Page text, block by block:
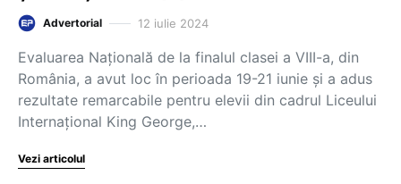
Advertorial 12 iulie 2024
Evaluarea Națională de la finalul clasei a VIII-a, din
România, a avut loc în perioada 19-21 iunie şi a adus
rezultate remarcabile pentru elevii din cadrul Liceului
Internaţional King George,…
Vezi articolul